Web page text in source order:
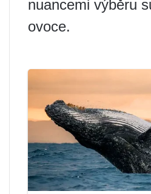
nuancemi výběru
ovoce.